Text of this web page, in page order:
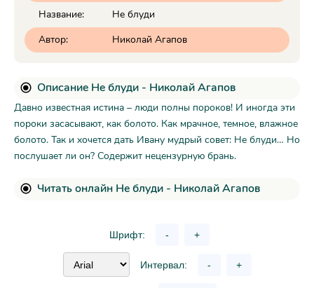
Название:
Не блуди
Автор:
Николай Агапов
Описание Не блуди - Николай Агапов
Давно известная истина – люди полны пороков! И иногда эти
пороки засасывают, как болото. Как мрачное, темное, влажное
болото. Так и хочется дать Ивану мудрый совет: Не блуди… Но
послушает ли он? Содержит нецензурную брань.
Читать онлайн Не блуди - Николай Агапов
Шрифт: - +
Интервал: - +